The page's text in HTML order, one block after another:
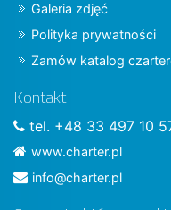
Galeria zdjęć
Polityka prywatności
Zamów katalog
Kontakt
tel. +48 33 497 10
www.charter.pl
info@charter.pl